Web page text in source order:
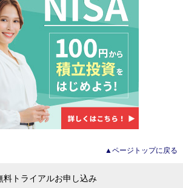
▲ページトップに戻る
料トライアルお申し込み